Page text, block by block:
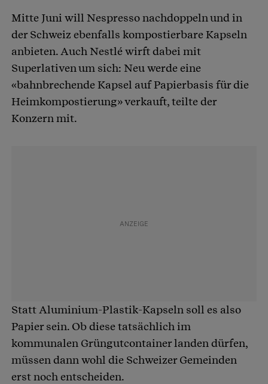
Mitte Juni will Nespresso nachdoppeln und in
der Schweiz ebenfalls kompostierbare Kapseln
anbieten. Auch Nestlé wirft dabei mit
Superlativen um sich: Neu werde eine
«bahnbrechende Kapsel auf Papierbasis für die
Heimkompostierung» verkauft, teilte der
Konzern mit.
Statt Aluminium-Plastik-Kapseln soll es also
Papier sein. Ob diese tatsächlich im
kommunalen Grüngutcontainer landen dürfen,
müssen dann wohl die Schweizer Gemeinden
erst noch entscheiden.